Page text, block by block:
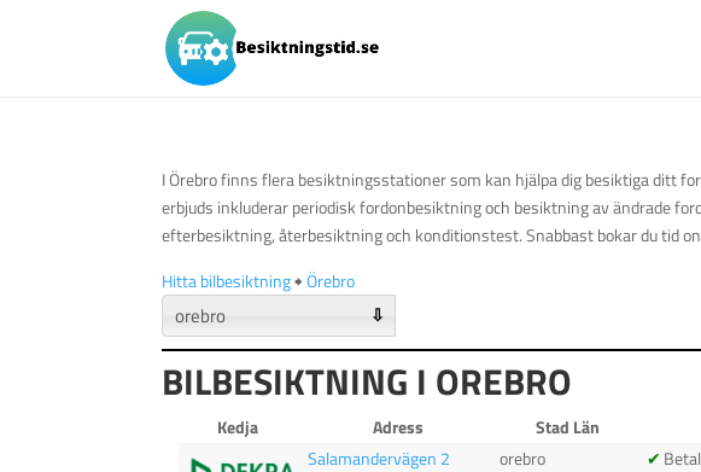
I Örebro finns flera besiktningsstationer som kan hjälpa dig besiktiga ditt
erbjuds inkluderar periodisk fordonbesiktning och besiktning av ändrade
efterbesiktning, återbesiktning och konditionstest. Snabbast bokar du tid
Hitta bilbesiktning🠺Örebro
⇩
BILBESIKTNING I OREBRO
Kedja Adress Stad Län
Salamandervägen 2
orebro